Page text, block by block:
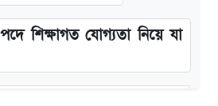
পদে শিক্ষাগত যোগ্যতা নিয়ে যা